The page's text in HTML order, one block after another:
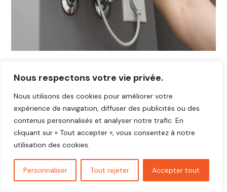
Nous respectons votre vie privée.
Nous utilisons des cookies pour améliorer votre
expérience de navigation, diffuser des publicités ou des
contenus personnalisés et analyser notre trafic. En
cliquant sur « Tout accepter », vous consentez à notre
utilisation des cookies.
Personnaliser Tout rejeter Accepter tout